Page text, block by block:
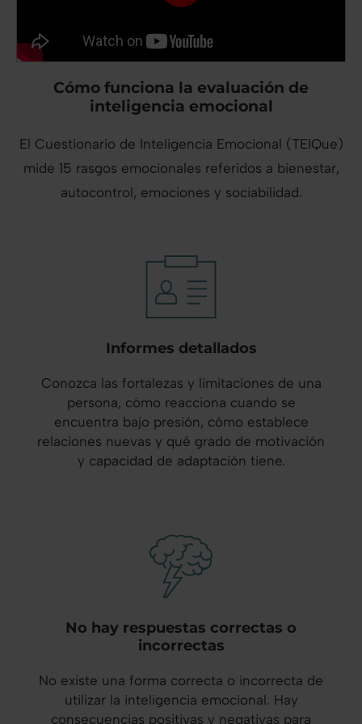
Cómo funciona la evaluación de
inteligencia emocional
El Cuestionario de Inteligencia Emocional (TEIQue)
mide 15 rasgos emocionales referidos a bienestar,
autocontrol, emociones y sociabilidad.
Informes detallados
Conozca las fortalezas y limitaciones de una
persona, cómo reacciona cuando se
encuentra bajo presión, cómo establece
relaciones nuevas y qué grado de motivación
y capacidad de adaptación tiene.
No hay respuestas correctas o
incorrectas
No existe una forma correcta o incorrecta de
utilizar la inteligencia emocional. Hay
consecuencias positivas y negativas para